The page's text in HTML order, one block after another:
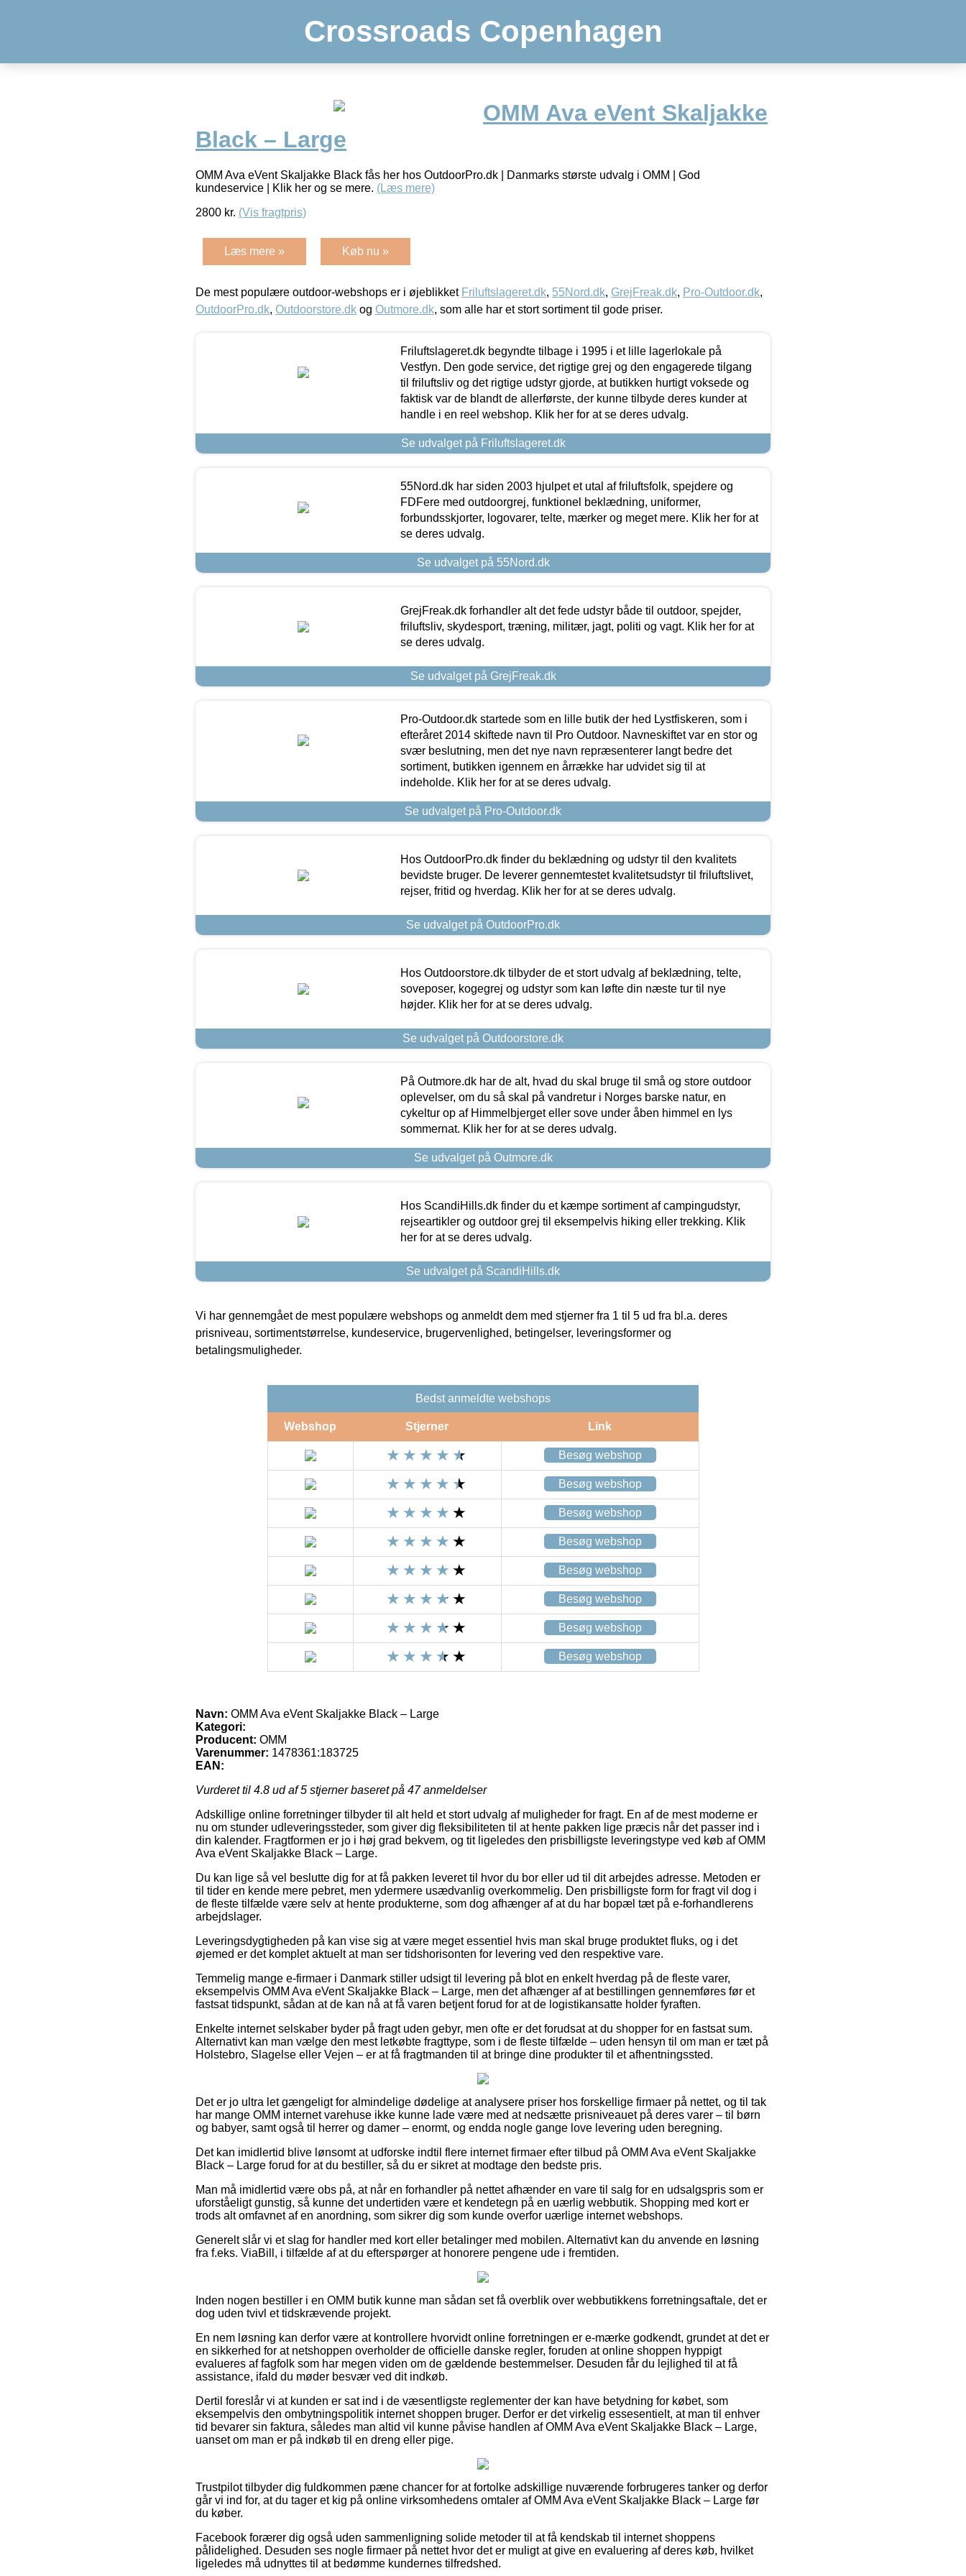
Crossroads Copenhagen
OMM Ava eVent Skaljakke
Black – Large
OMM Ava eVent Skaljakke Black fås her hos OutdoorPro.dk | Danmarks største udvalg i OMM | God
kundeservice | Klik her og se mere. (Læs mere)
2800 kr. (Vis fragtpris)
Læs mere » Køb nu »
De mest populære outdoor-webshops er i øjeblikket Friluftslageret.dk, 55Nord.dk, GrejFreak.dk, Pro-Outdoor.dk,
OutdoorPro.dk, Outdoorstore.dk og Outmore.dk, som alle har et stort sortiment til gode priser.
Friluftslageret.dk begyndte tilbage i 1995 i et lille lagerlokale på
Vestfyn. Den gode service, det rigtige grej og den engagerede tilgang
til friluftsliv og det rigtige udstyr gjorde, at butikken hurtigt voksede og
faktisk var de blandt de allerførste, der kunne tilbyde deres kunder at
handle i en reel webshop. Klik her for at se deres udvalg.
Se udvalget på Friluftslageret.dk
55Nord.dk har siden 2003 hjulpet et utal af friluftsfolk, spejdere og
FDFere med outdoorgrej, funktionel beklædning, uniformer,
forbundsskjorter, logovarer, telte, mærker og meget mere. Klik her for at
se deres udvalg.
Se udvalget på 55Nord.dk
GrejFreak.dk forhandler alt det fede udstyr både til outdoor, spejder,
friluftsliv, skydesport, træning, militær, jagt, politi og vagt. Klik her for at
se deres udvalg.
Se udvalget på GrejFreak.dk
Pro-Outdoor.dk startede som en lille butik der hed Lystfiskeren, som i
efteråret 2014 skiftede navn til Pro Outdoor. Navneskiftet var en stor og
svær beslutning, men det nye navn repræsenterer langt bedre det
sortiment, butikken igennem en årrække har udvidet sig til at
indeholde. Klik her for at se deres udvalg.
Se udvalget på Pro-Outdoor.dk
Hos OutdoorPro.dk finder du beklædning og udstyr til den kvalitets
bevidste bruger. De leverer gennemtestet kvalitetsudstyr til friluftslivet,
rejser, fritid og hverdag. Klik her for at se deres udvalg.
Se udvalget på OutdoorPro.dk
Hos Outdoorstore.dk tilbyder de et stort udvalg af beklædning, telte,
soveposer, kogegrej og udstyr som kan løfte din næste tur til nye
højder. Klik her for at se deres udvalg.
Se udvalget på Outdoorstore.dk
På Outmore.dk har de alt, hvad du skal bruge til små og store outdoor
oplevelser, om du så skal på vandretur i Norges barske natur, en
cykeltur op af Himmelbjerget eller sove under åben himmel en lys
sommernat. Klik her for at se deres udvalg.
Se udvalget på Outmore.dk
Hos ScandiHills.dk finder du et kæmpe sortiment af campingudstyr,
rejseartikler og outdoor grej til eksempelvis hiking eller trekking. Klik
her for at se deres udvalg.
Se udvalget på ScandiHills.dk
Vi har gennemgået de mest populære webshops og anmeldt dem med stjerner fra 1 til 5 ud fra bl.a. deres
prisniveau, sortimentstørrelse, kundeservice, brugervenlighed, betingelser, leveringsformer og
betalingsmuligheder.
Bedst anmeldte webshops
Webshop Stjerner Link
Besøg webshop
Besøg webshop
Besøg webshop
Besøg webshop
Besøg webshop
Besøg webshop
Besøg webshop
Besøg webshop
Navn: OMM Ava eVent Skaljakke Black – Large
Kategori:
Producent: OMM
Varenummer: 1478361:183725
EAN:
Vurderet til 4.8 ud af 5 stjerner baseret på 47anmeldelser
Adskillige online forretninger tilbyder til alt held et stort udvalg af muligheder for fragt. En af de mest moderne er
nu om stunder udleveringssteder, som giver dig fleksibiliteten til at hente pakken lige præcis når det passer ind i
din kalender. Fragtformen er jo i høj grad bekvem, og tit ligeledes den prisbilligste leveringstype ved køb af OMM
Ava eVent Skaljakke Black – Large.
Du kan lige så vel beslutte dig for at få pakken leveret til hvor du bor eller ud til dit arbejdes adresse. Metoden er
til tider en kende mere pebret, men ydermere usædvanlig overkommelig. Den prisbilligste form for fragt vil dog i
de fleste tilfælde være selv at hente produkterne, som dog afhænger af at du har bopæl tæt på e-forhandlerens
arbejdslager.
Leveringsdygtigheden på kan vise sig at være meget essentiel hvis man skal bruge produktet fluks, og i det
øjemed er det komplet aktuelt at man ser tidshorisonten for levering ved den respektive vare.
Temmelig mange e-firmaer i Danmark stiller udsigt til levering på blot en enkelt hverdag på de fleste varer,
eksempelvis OMM Ava eVent Skaljakke Black – Large, men det afhænger af at bestillingen gennemføres før et
fastsat tidspunkt, sådan at de kan nå at få varen betjent forud for at de logistikansatte holder fyraften.
Enkelte internet selskaber byder på fragt uden gebyr, men ofte er det forudsat at du shopper for en fastsat sum.
Alternativt kan man vælge den mest letkøbte fragttype, som i de fleste tilfælde – uden hensyn til om man er tæt på
Holstebro, Slagelse eller Vejen – er at få fragtmanden til at bringe dine produkter til et afhentningssted.
Det er jo ultra let gængeligt for almindelige dødelige at analysere priser hos forskellige firmaer på nettet, og til tak
har mange OMM internet varehuse ikke kunne lade være med at nedsætte prisniveauet på deres varer – til børn
og babyer, samt også til herrer og damer – enormt, og endda nogle gange love levering uden beregning.
Det kan imidlertid blive lønsomt at udforske indtil flere internet firmaer efter tilbud på OMM Ava eVent Skaljakke
Black – Large forud for at du bestiller, så du er sikret at modtage den bedste pris.
Man må imidlertid være obs på, at når en forhandler på nettet afhænder en vare til salg for en udsalgspris som er
uforståeligt gunstig, så kunne det undertiden være et kendetegn på en uærlig webbutik. Shopping med kort er
trods alt omfavnet af en anordning, som sikrer dig som kunde overfor uærlige internet webshops.
Generelt slår vi et slag for handler med kort eller betalinger med mobilen. Alternativt kan du anvende en løsning
fra f.eks. ViaBill, i tilfælde af at du efterspørger at honorere pengene ude i fremtiden.
Inden nogen bestiller i en OMM butik kunne man sådan set få overblik over webbutikkens forretningsaftale, det er
dog uden tvivl et tidskrævende projekt.
En nem løsning kan derfor være at kontrollere hvorvidt online forretningen er e-mærke godkendt, grundet at det er
en sikkerhed for at netshoppen overholder de officielle danske regler, foruden at online shoppen hyppigt
evalueres af fagfolk som har megen viden om de gældende bestemmelser. Desuden får du lejlighed til at få
assistance, ifald du møder besvær ved dit indkøb.
Dertil foreslår vi at kunden er sat ind i de væsentligste reglementer der kan have betydning for købet, som
eksempelvis den ombytningspolitik internet shoppen bruger. Derfor er det virkelig essesentielt, at man til enhver
tid bevarer sin faktura, således man altid vil kunne påvise handlen af OMM Ava eVent Skaljakke Black – Large,
uanset om man er på indkøb til en dreng eller pige.
Trustpilot tilbyder dig fuldkommen pæne chancer for at fortolke adskillige nuværende forbrugeres tanker og derfor
går vi ind for, at du tager et kig på online virksomhedens omtaler af OMM Ava eVent Skaljakke Black – Large før
du køber.
Facebook forærer dig også uden sammenligning solide metoder til at få kendskab til internet shoppens
pålidelighed. Desuden ses nogle firmaer på nettet hvor det er muligt at give en evaluering af deres køb, hvilket
ligeledes må udnyttes til at bedømme kundernes tilfredshed.